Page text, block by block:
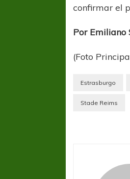
confirmar el
Por Emiliano
(Foto
Estrasburgo
Stade Reims
REGIONAL AMATEUR
Federal